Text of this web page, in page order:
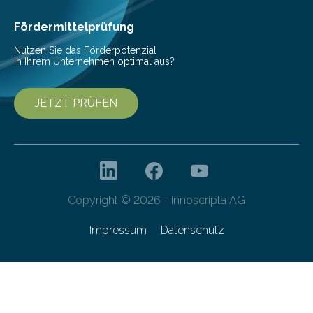
Ernährung zu sichern. Ohne sie besteht die weltweite
Gefahr erheblicher…
Fördermittelprüfung
Nutzen Sie das Förderpotenzial
in Ihrem Unternehmen optimal aus?
JETZT PRÜFEN
Copyright © 2026 - innoscripta AG
Impressum Datenschutz